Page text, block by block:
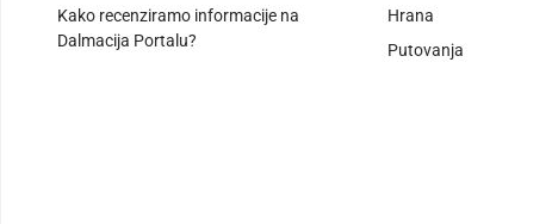
Kako recenziramo informacije na
Dalmacija Portalu?
Hrana
Putovanja